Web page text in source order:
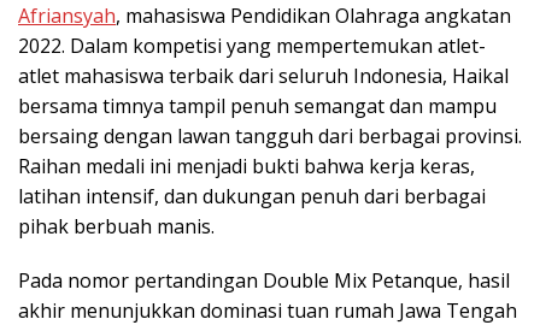
Afriansyah, mahasiswa Pendidikan Olahraga angkatan
2022. Dalam kompetisi yang mempertemukan atlet-
atlet mahasiswa terbaik dari seluruh Indonesia, Haikal
bersama timnya tampil penuh semangat dan mampu
bersaing dengan lawan tangguh dari berbagai provinsi.
Raihan medali ini menjadi bukti bahwa kerja keras,
latihan intensif, dan dukungan penuh dari berbagai
pihak berbuah manis.
Pada nomor pertandingan Double Mix Petanque, hasil
akhir menunjukkan dominasi tuan rumah Jawa Tengah